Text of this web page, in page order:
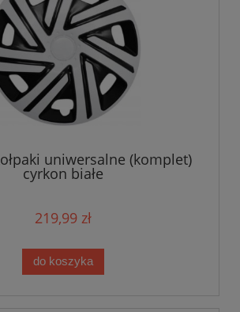
uniwersalne (komplet)
cyrkon białe
219,99 zł
do koszyka